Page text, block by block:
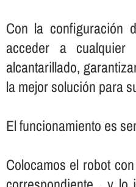
Con la configuración
acceder a
alcantarillado,
la mejor solución para
El funcionamiento es
Colocamos el robot